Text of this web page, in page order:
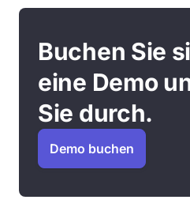
Buchen Sie
eine Demo
Sie durch.
Demo buchen